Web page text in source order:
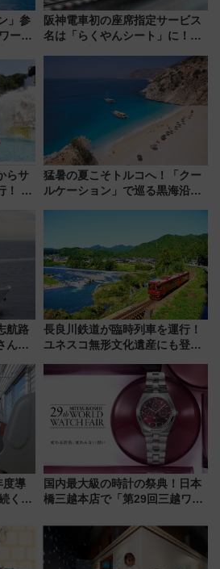
」参
ーケ
リア
阪神電車初の座席指定サービス
名は「らくやんシート」に！新
らサ
！ お
猛暑の夏こそトルコへ！「クー
ルケーション」で巡る黒海沿岸
ショジオも認める『2026年に訪
れるべき世界の旅先』
航路
んふ
きで
長良川鉄道が臨時列車を運行！
ユネスコ無形文化遺産にも登録
に 乗車には予約が必要
度導
く」
国内最大級の時計の祭典！日本
橋三越本店で「第29回三越ワー
【2026年8月5日～25日】